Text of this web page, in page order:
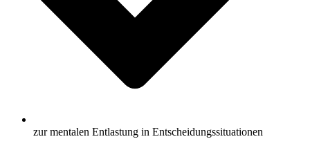
zur mentalen Entlastung in Entscheidungssituationen